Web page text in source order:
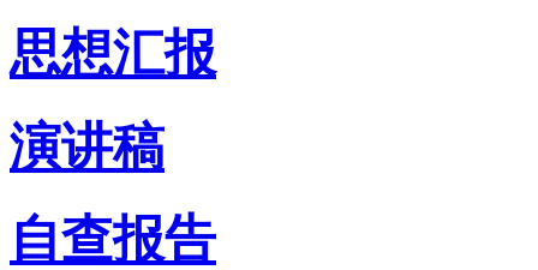
思想汇报
演讲稿
自查报告